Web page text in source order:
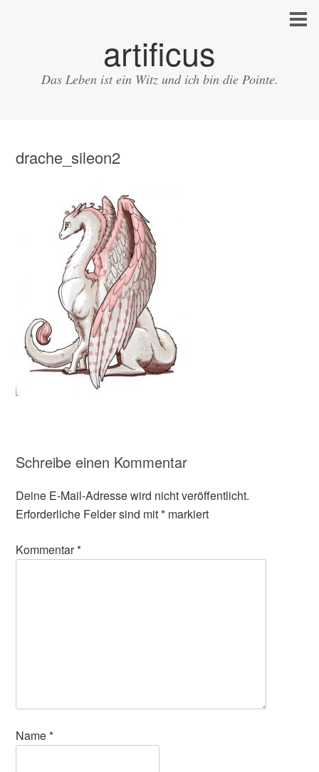
artificus
Das Leben ist ein Witz und ich bin die Pointe.
drache_sileon2
Schreibe einen Kommentar
Deine E-Mail-Adresse wird nicht veröffentlicht.
Erforderliche Felder sind mit* markiert
Kommentar*
Name*